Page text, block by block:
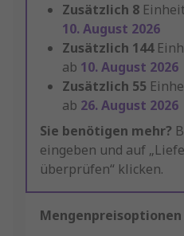
Zusätzlich 8
10. August 2026
Zusätzlich 144
ab 10. August 2026
Zusätzlich 55
ab 26. August 2026
Sie benötigen mehr?
eingeben und auf
überprüfen“ klicken.
Mengenpreisoptionen